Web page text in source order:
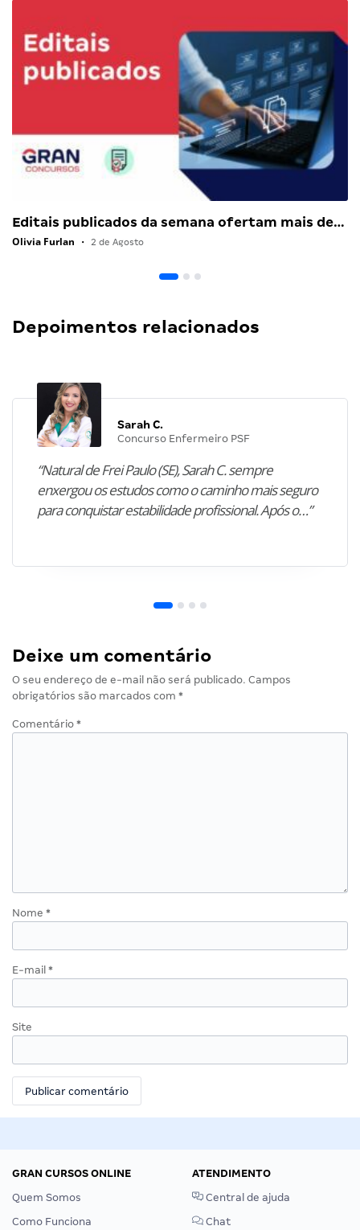
Editais publicados da semana ofertam mais de…
Olivia Furlan • 2 de Agosto
Depoimentos relacionados
Sarah C.
Concurso Enfermeiro PSF
“Natural de Frei Paulo (SE), Sarah C. sempre
enxergou os estudos como o caminho mais seguro
para conquistar estabilidade profissional. Após o…”
Deixe um comentário
O seu endereço de e-mail não será publicado. Campos
obrigatórios são marcados com *
Comentário *
Nome *
E-mail *
Site
GRAN CURSOS ONLINE
Quem Somos
Como Funciona
ATENDIMENTO
Central de ajuda
Chat